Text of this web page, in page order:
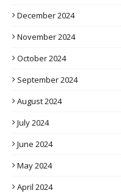
December 2024
November 2024
October 2024
September 2024
August 2024
July 2024
June 2024
May 2024
April 2024